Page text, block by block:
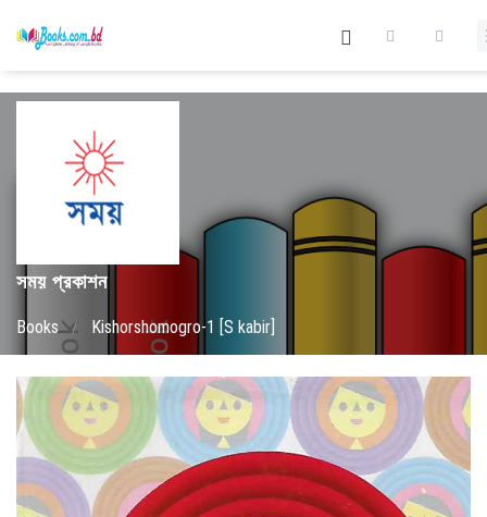
সময় প্রকাশন
Books / Kishorshomogro-1 [S kabir]